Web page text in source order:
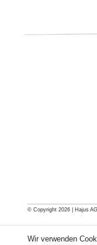
© Copyright 2026 | Hajus
Wir verwenden